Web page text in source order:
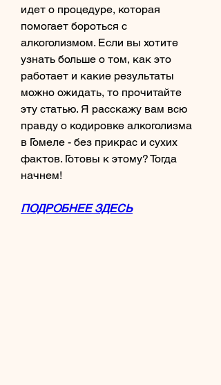
идет о процедуре, которая
помогает бороться с
алкоголизмом. Если вы хотите
узнать больше о том, как это
работает и какие результаты
можно ожидать, то прочитайте
эту статью. Я расскажу вам всю
правду о кодировке алкоголизма
в Гомеле - без прикрас и сухих
фактов. Готовы к этому? Тогда
начнем!
ПОДРОБНЕЕ ЗДЕСЬ